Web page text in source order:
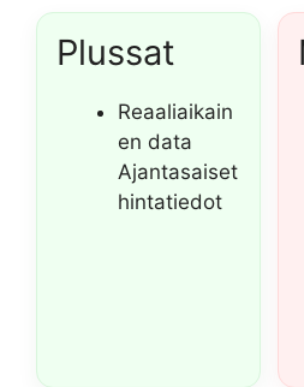
Plussat
Reaaliaikain
en data
Ajantasaiset
hintatiedot